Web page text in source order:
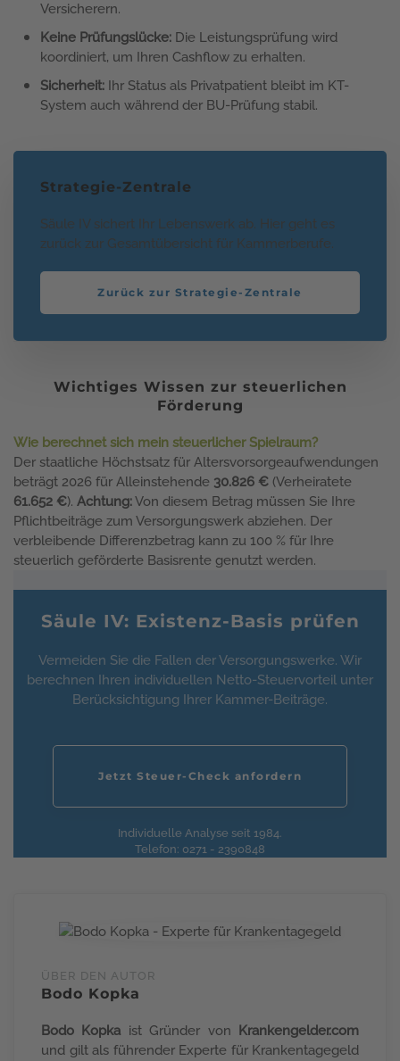
Versicherern.
Keine Prüfungslücke: Die Leistungsprüfung wird
koordiniert, um Ihren Cashflow zu erhalten.
Sicherheit: Ihr Status als Privatpatient bleibt im KT-
System auch während der BU-Prüfung stabil.
Strategie-Zentrale
Säule IV sichert Ihr Lebenswerk ab. Hier geht es
zurück zur Gesamtübersicht für Kammerberufe.
Zurück zur Strategie-Zentrale
Wichtiges Wissen zur steuerlichen
Förderung
Wie berechnet sich mein steuerlicher Spielraum?
Der staatliche Höchstsatz für Altersvorsorgeaufwendungen
beträgt 2026 für Alleinstehende 30.826 € (Verheiratete
61.652 €). Achtung:Von diesem Betrag müssen Sie Ihre
Pflichtbeiträge zum Versorgungswerk abziehen. Der
verbleibende Differenzbetrag kann zu 100 % für Ihre
steuerlich geförderte Basisrente genutzt werden.
Säule IV: Existenz-Basis prüfen
Vermeiden Sie die Fallen der Versorgungswerke. Wir
berechnen Ihren individuellen Netto-Steuervorteil unter
Berücksichtigung Ihrer Kammer-Beiträge.
Jetzt Steuer-Check anfordern
Individuelle Analyse seit 1984.
Telefon: 0271 - 2390848
ÜBER DEN AUTOR
Bodo Kopka
Bodo Kopka ist Gründer von
Krankengelder.com
und gilt als führender Experte für Krankentagegeld